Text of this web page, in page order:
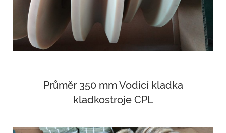
Průměr 350 mm Vodicí kladka
kladkostroje CPL